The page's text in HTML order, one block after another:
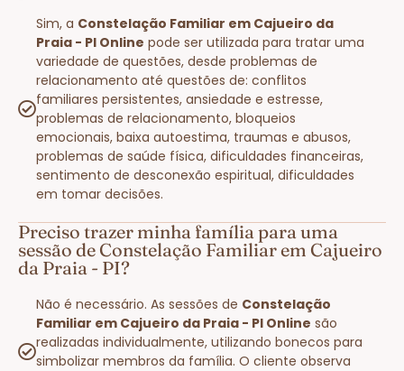
Sim, a Constelação Familiar em Cajueiro da
Praia - PI Online pode ser utilizada para tratar uma
variedade de questões, desde problemas de
relacionamento até questões de: conflitos
familiares persistentes, ansiedade e estresse,
problemas de relacionamento, bloqueios
emocionais, baixa autoestima, traumas e abusos,
problemas de saúde física, dificuldades financeiras,
sentimento de desconexão espiritual, dificuldades
em tomar decisões.
Preciso trazer minha família para uma
sessão de Constelação Familiar em Cajueiro
da Praia - PI?
Não é necessário. As sessões de Constelação
Familiar em Cajueiro da Praia - PI Online são
realizadas individualmente, utilizando bonecos para
simbolizar membros da família. O cliente observa